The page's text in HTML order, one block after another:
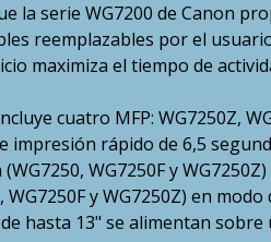
la serie WG7200 de Canon
reemplazables por el
maximiza el tiempo de
cuatro MFP: WG7250Z,
impresión rápido de 6,5
WG7250F y
WG7250F y WG7250Z) en
hasta 13" se alimentan